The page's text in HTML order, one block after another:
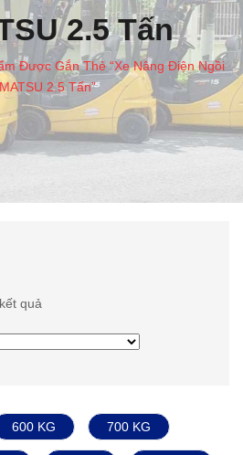
2.5 Tấn
Được Gắn Thẻ “xe Nâng Điện Ngồi
2.5 Tấn”
quả
600 KG 700 KG